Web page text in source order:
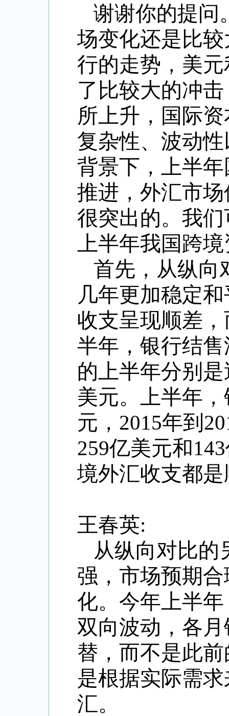
谢谢你的提问
场变化还是比
行的走势，美
了比较大的冲
所上升，国际
复杂性、波动
背景下，上半
推进，外汇市
很突出的。我
上半年我国跨
首先，从纵向
几年更加稳定
收支呈现顺差
半年，银行结售
的上半年分别
美元。上半年
元，2015年到
259亿美元和
境外汇收支都
王春英:
从纵向对比的
强，市场预期
化。今年上半
双向波动，各
替，而不是此
是根据实际需
汇。